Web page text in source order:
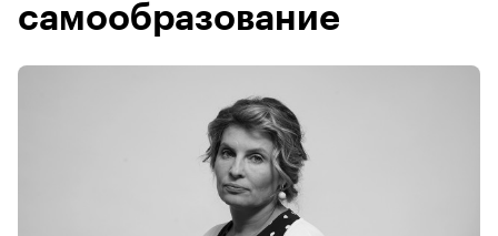
самообразование